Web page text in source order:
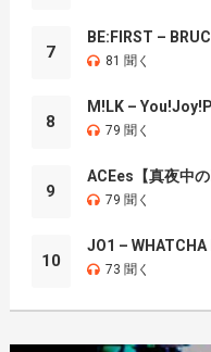
7
BE:FIRST –
81 聞く
8
M!LK –
79 聞く
9
ACEes【真夜中の
79 聞く
10
JO1 – WHATCHA
73 聞く